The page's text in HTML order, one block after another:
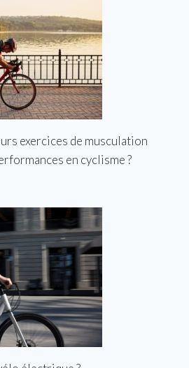
exercices de musculation
en cyclisme ?